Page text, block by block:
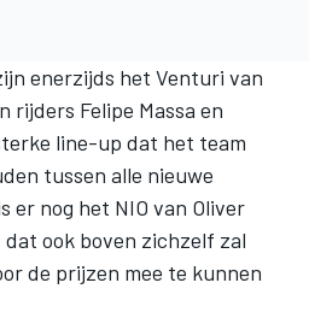
enerzijds het Venturi van
rijders Felipe Massa en
line-up dat het team
tussen alle nieuwe
er nog het NIO van Oliver
dat ook boven zichzelf zal
de prijzen mee te kunnen